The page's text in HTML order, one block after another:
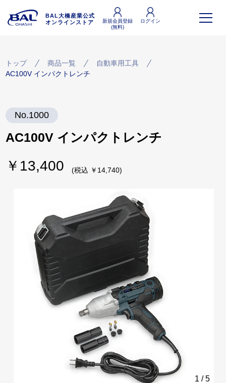
BAL大橋産業公式
オンラインストア
新規会員登録
(無料)
ログイン
トップ 商品一覧
自動車用工具
AC100V インパクトレンチ
No.1000
AC100V インパクトレンチ
￥13,400 (税込 ￥14,740)
1 /5